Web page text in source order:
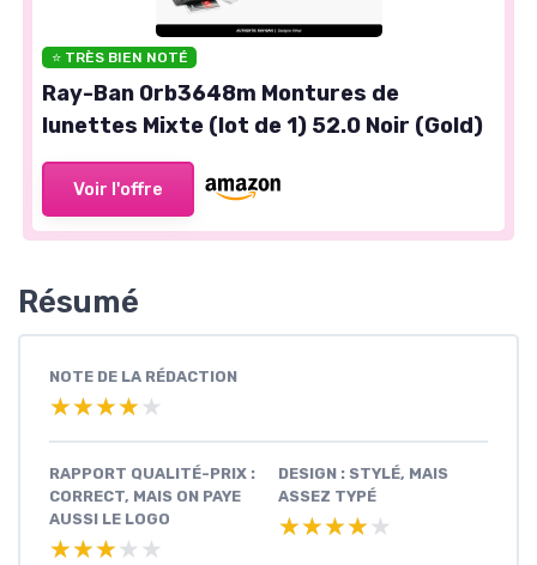
⭐ TRÈS BIEN NOTÉ
Ray-Ban 0rb3648m Montures de
lunettes Mixte (lot de 1) 52.0 Noir (Gold)
Voir l'offre
Résumé
NOTE DE LA RÉDACTION
★★★★★
★★★★★
RAPPORT QUALITÉ-PRIX :
CORRECT, MAIS ON PAYE
AUSSI LE LOGO
★★★★★
★★★★★
DESIGN : STYLÉ, MAIS
ASSEZ TYPÉ
★★★★★
★★★★★